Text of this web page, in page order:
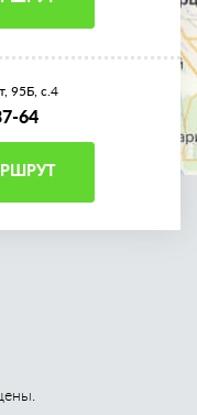
95Б, с.4
64